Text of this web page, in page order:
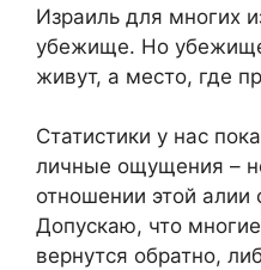
Израиль для многих
убежище. Но
живут, а место, где
Статистики у нас
личные ощущения –
отношении этой алии
Допускаю, что
вернутся обратно,